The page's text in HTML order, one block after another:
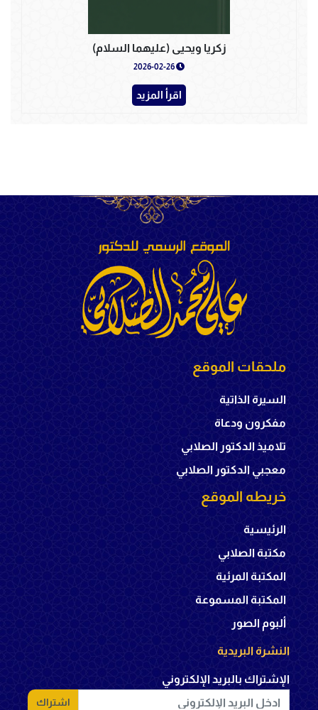
زكريا ويحيى (عليهما السلام)
اقرأ المزيد
ملحقات الموقع
السيرة الذاتية
مفكرون ودعاة
تلاميذ الدكتور الصلابي
معجبي الدكتور الصلابي
خريطه الموقع
الرئيسية
مكتبة الصلابي
المكتبة المرئية
المكتبة المسموعة
ألبوم الصور
النشرة البريدية
الإشتراك بالبريد الإلكتروني
اشتراك